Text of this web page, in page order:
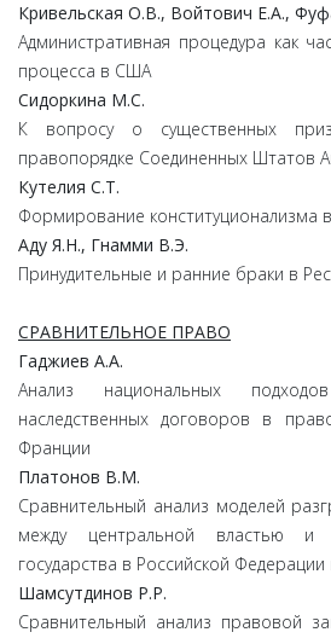
Кривельская О.В., Войтович Е.А.,
Административная процедура как
процесса в США
Сидоркина М.С.
К вопросу о существенных
правопорядке Соединенных Штатов
Кутелия С.Т.
Формирование конституционализма
Аду Я.Н., Гнамми В.Э.
Принудительные и ранние браки в
СРАВНИТЕЛЬНОЕ ПРАВО
Гаджиев А.А.
Анализ национальных
наследственных договоров в
Франции
Платонов В.М.
Сравнительный анализ моделей
между центральной властью и
государства в Российской
Шамсутдинов Р.Р.
Сравнительный анализ правовой